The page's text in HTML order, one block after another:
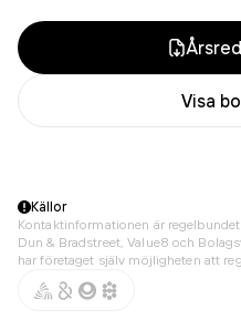
Visa
Källor
Kontaktinformationen är
Dun & Bradstreet, Value8 och
har företaget själv möjligheten att